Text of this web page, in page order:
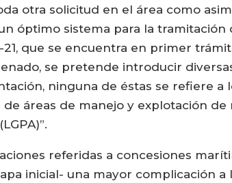
otra solicitud en el área como
óptimo sistema para la tramitación
21, que se encuentra en primer
se pretende introducir
ninguna de éstas se refiere a
áreas de manejo y explotación
referidas a concesiones
inicial- una mayor complicación a